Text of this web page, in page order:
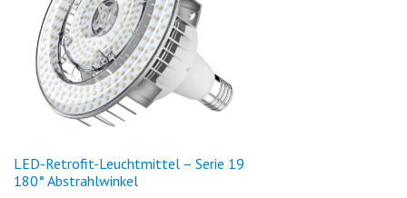
LED-Retrofit-Leuchtmittel – Serie 19
180° Abstrahlwinkel